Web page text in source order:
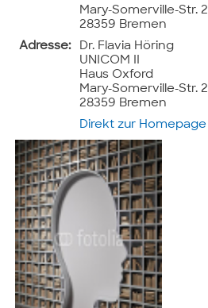
Mary-Somerville-Str. 2
28359 Bremen
Adresse:
Dr. Flavia Höring
UNICOM II
Haus Oxford
Mary-Somerville-Str. 2
28359 Bremen
Direkt zur Homepage